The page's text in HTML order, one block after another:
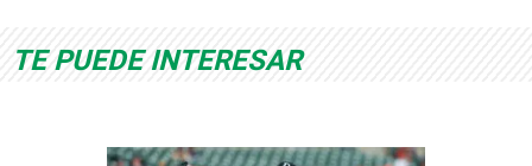
TE PUEDE INTERESAR